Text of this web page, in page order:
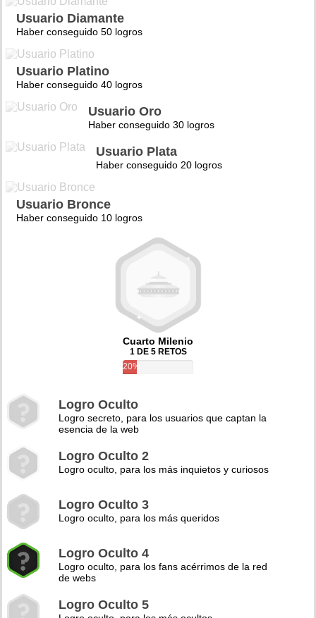
Usuario Diamante
Haber conseguido 50 logros
Usuario Platino
Haber conseguido 40 logros
Usuario Oro
Haber conseguido 30 logros
Usuario Plata
Haber conseguido 20 logros
Usuario Bronce
Haber conseguido 10 logros
Cuarto Milenio
1 DE 5 RETOS
20%
Logro Oculto
Logro secreto, para los usuarios que captan la
esencia de la web
Logro Oculto 2
Logro oculto, para los más inquietos y curiosos
Logro Oculto 3
Logro oculto, para los más queridos
Logro Oculto 4
Logro oculto, para los fans acérrimos de la red
de webs
Logro Oculto 5